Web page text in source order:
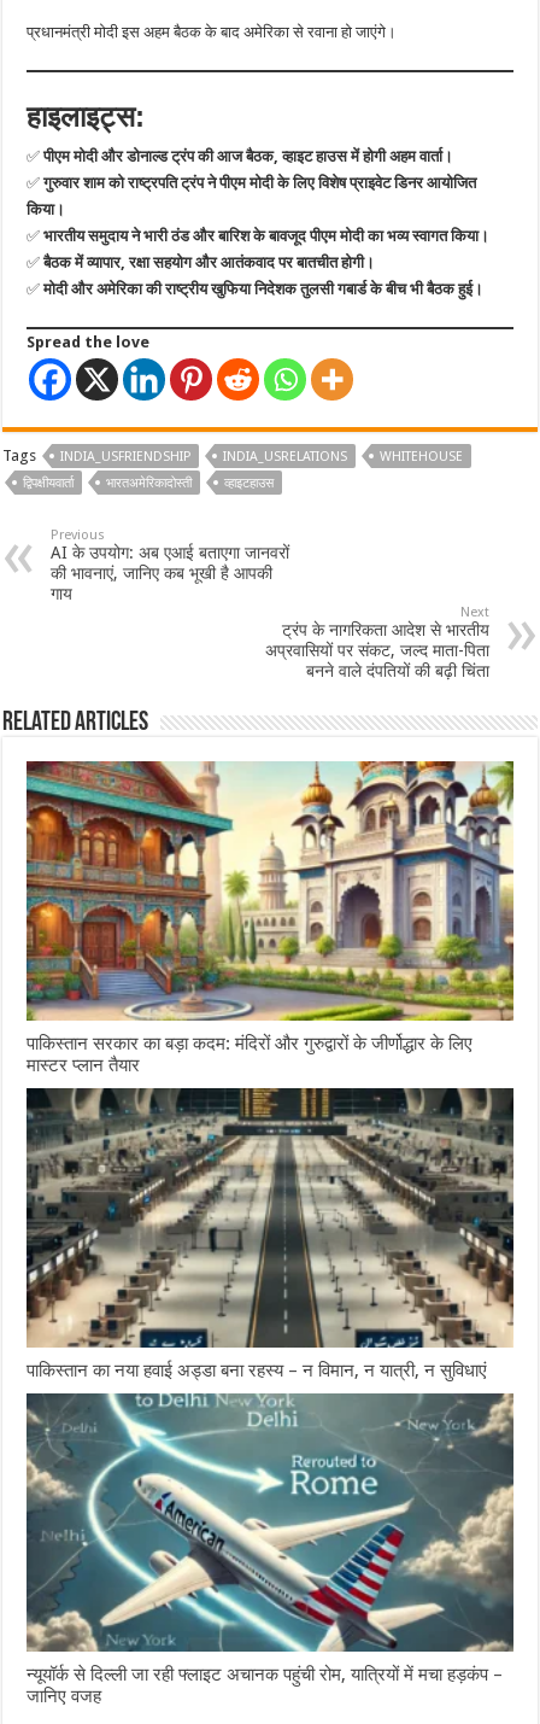
प्रधानमंत्री मोदी इस अहम बैठक के बाद अमेरिका से रवाना हो जाएंगे।
हाइलाइट्स:
✅पीएम मोदी और डोनाल्ड ट्रंप की आज बैठक, व्हाइट हाउस में होगी अहम वार्ता।
✅गुरुवार शाम को राष्ट्रपति ट्रंप ने पीएम मोदी के लिए विशेष प्राइवेट डिनर आयोजित
किया।
✅भारतीय समुदाय ने भारी ठंड और बारिश के बावजूद पीएम मोदी का भव्य स्वागत किया।
✅बैठक में व्यापार, रक्षा सहयोग और आतंकवाद पर बातचीत होगी।
✅मोदी और अमेरिका की राष्ट्रीय खुफिया निदेशक तुलसी गबार्ड के बीच भी बैठक हुई।
Spread the love
Tags INDIA_USFRIENDSHIP INDIA_USRELATIONS
WHITEHOUSE
द्विपक्षीयवार्ता
भारतअमेरिकादोस्ती व्हाइटहाउस
Previous
AI के उपयोग: अब एआई बताएगा जानवरों
की भावनाएं, जानिए कब भूखी है आपकी
गाय
Next
ट्रंप के नागरिकता आदेश से भारतीय
अप्रवासियों पर संकट, जल्द माता-पिता
बनने वाले दंपतियों की बढ़ी चिंता
Related Articles
पाकिस्तान सरकार का बड़ा कदम: मंदिरों और गुरुद्वारों के जीर्णोद्धार के लिए
मास्टर प्लान तैयार
पाकिस्तान का नया हवाई अड्डा बना रहस्य – न विमान, न यात्री, न सुविधाएं
न्यूयॉर्क से दिल्ली जा रही फ्लाइट अचानक पहुंची रोम, यात्रियों में मचा हड़कंप –
जानिए वजह